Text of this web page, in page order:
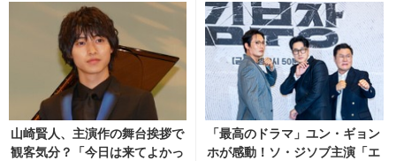
山崎賢人、主演作の舞台挨拶で
観客気分？「今日は来てよかっ
「最高のドラマ」ユン・ギョン
ホが感動！ソ・ジソブ主演「エ